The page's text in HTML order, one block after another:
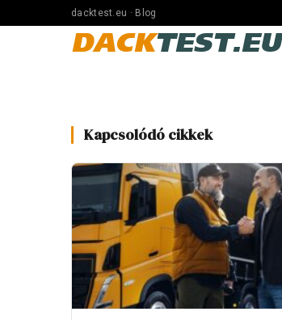
dacktest.eu · Blog
DACKTEST.EU
Kapcsolódó cikkek